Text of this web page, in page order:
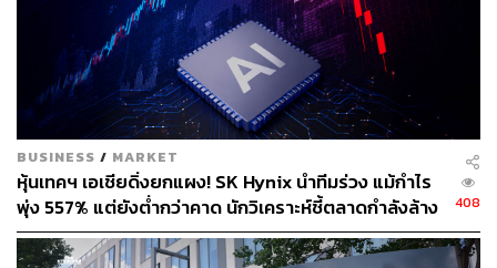
การจัดสรรผ่านทาง www.settrade.com รวมถึงราคาเสนอ
ขายหุ้น IPO จริงในวันที่ 28 เมษายนนี้ จากนั้นคาดว่าจะเข้า
ซื้อขายในตลาดหลักทรัพย์แห่งประเทศไทยวันที่ 10
พฤษภาคมนี้
“สำหรับการจองหุ้น IPO ของนักลงทุนรายย่อยที่เป็นบุคคล
ธรรมดา สัญชาติไทย แนะนำให้ทำธุรกรรมผ่านออนไลน์
100% เพื่อเป็นการป้องกันการแพร่ระบาดของโควิด-19 ด้วย
และเพื่ออำนวยความสะดวกใหักับนักลงทุนเอง”
BUSINESS / MARKET
หุ้นเทคฯ เอเชียดิ่งยกแผง! SK Hynix นำทีมร่วง แม้กำไร
พุ่ง 557% แต่ยังต่ำกว่าคาด นักวิเคราะห์ชี้ตลาดกำลังล้าง
‘ฟองสบู่’ AI
408